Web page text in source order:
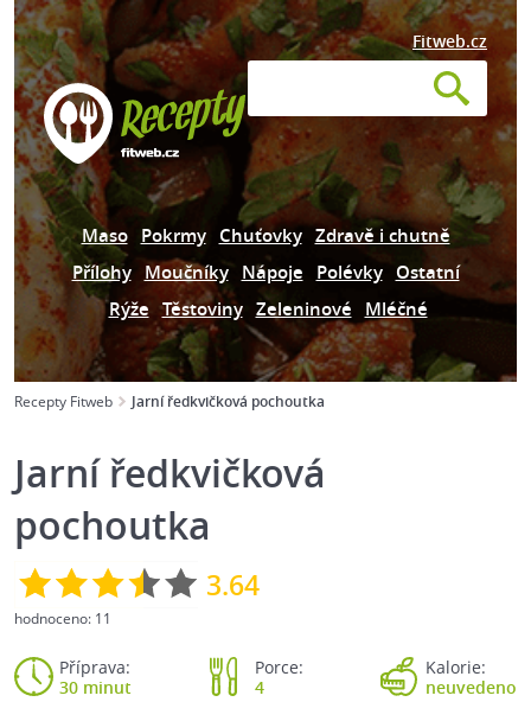
Fitweb.cz
Maso Pokrmy Chuťovky Zdravě i chutně
Přílohy Moučníky Nápoje Polévky Ostatní
Rýže Těstoviny Zeleninové Mléčné
Recepty Fitweb Jarní ředkvičková pochoutka
Jarní ředkvičková
pochoutka
3.64
hodnoceno: 11
Příprava:
30 minut
Porce:
4
Kalorie:
neuvedeno